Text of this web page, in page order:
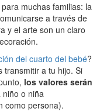
muchas familias: la
a través de
y el arte son un claro
del cuarto del bebé?
transmitir a tu hijo. Si
los valores serán
niño o niña
como persona).